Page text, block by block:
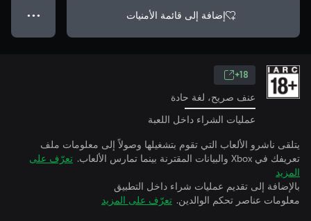
إضافة إلى قائمة الأمنيات ● ● ●
18+
عنف صريح، لغة حادة
عمليات الشراء داخل اللعبة
يتلقى ناشرو الألعاب التي تقوم بتشغيلها وصولاً إلى معلومات ملف
تعريفك في Xbox والبيانات المقترنة بينما تمارس الألعاب.
تعرّف على
المزيد
بالإضافة إلى تقديم عمليات شراء داخل التطبيق
معلومات عناصر تحكم الوالدين. تعرّف على المزيد